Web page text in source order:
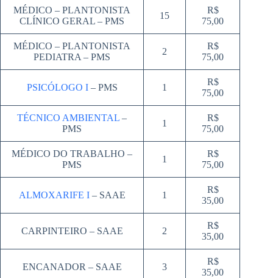
MÉDICO – PLANTONISTA
CLÍNICO GERAL – PMS
15
R$
75,00
MÉDICO – PLANTONISTA
PEDIATRA – PMS
2
R$
75,00
PSICÓLOGO I– PMS 1
R$
75,00
TÉCNICO AMBIENTAL –
PMS
1
R$
75,00
MÉDICO DO TRABALHO –
PMS
1
R$
75,00
ALMOXARIFE I– SAAE 1
R$
35,00
CARPINTEIRO – SAAE 2
R$
35,00
ENCANADOR – SAAE 3
R$
35,00